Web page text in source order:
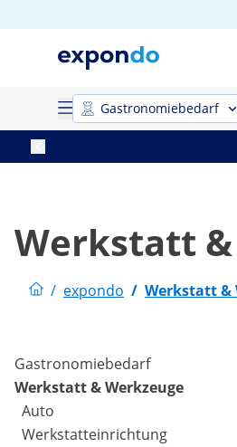
Gastronomiebedarf
Werkstatt &
/ expondo / Werkstatt &
Gastronomiebedarf
Werkstatt & Werkzeuge
Auto
Werkstatteinrichtung